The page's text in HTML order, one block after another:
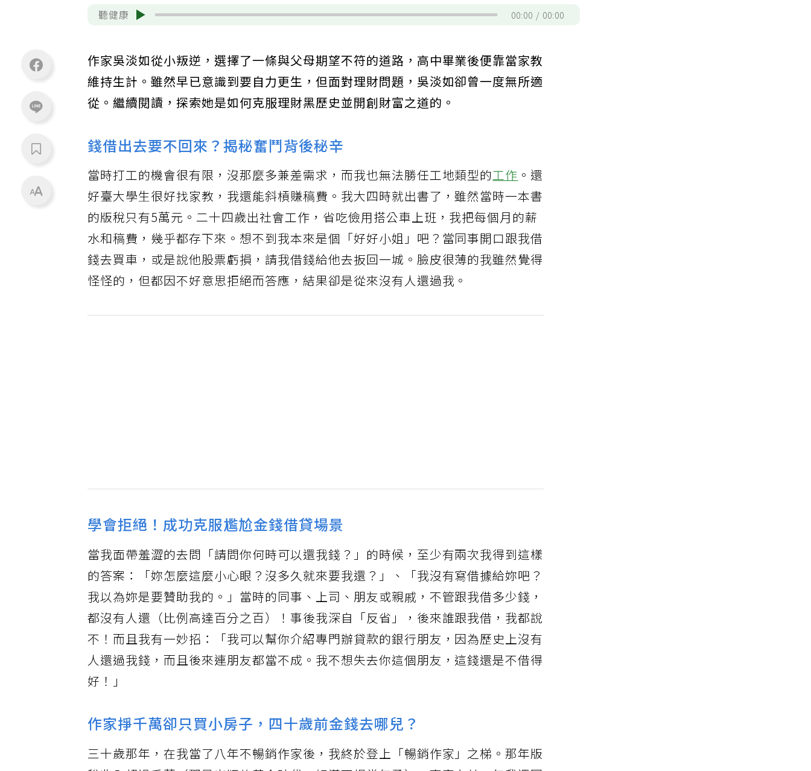
聽健康 00:00 00:00
作家吳淡如從小叛逆，選擇了一條與父母期望不符的道路，高中畢業後便靠當家教
維持生計。雖然早已意識到要自力更生，但面對理財問題，吳淡如卻曾一度無所適
從。繼續閱讀，探索她是如何克服理財黑歷史並開創財富之道的。
錢借出去要不回來？揭秘奮鬥背後秘辛
當時打工的機會很有限，沒那麼多兼差需求，而我也無法勝任工地類型的工作 。還
好臺大學生很好找家教，我還能斜槓賺稿費。我大四時就出書了，雖然當時一本書
的版稅只有5萬元。二十四歲出社會工作，省吃儉用搭公車上班，我把每個月的薪
水和稿費，幾乎都存下來。想不到我本來是個「好好小姐」吧？當同事開口跟我借
錢去買車，或是說他股票虧損，請我借錢給他去扳回一城。臉皮很薄的我雖然覺得
怪怪的，但都因不好意思拒絕而答應，結果卻是從來沒有人還過我。
學會拒絕！成功克服尷尬金錢借貸場景
當我面帶羞澀的去問「請問你何時可以還我錢？」的時候，至少有兩次我得到這樣
的答案：「妳怎麼這麼小心眼？沒多久就來要我還？」、「我沒有寫借據給妳吧？
我以為妳是要贊助我的。」當時的同事、上司、朋友或親戚，不管跟我借多少錢，
都沒有人還（比例高達百分之百）！事後我深自「反省」，後來誰跟我借，我都說
不！而且我有一妙招：「我可以幫你介紹專門辦貸款的銀行朋友，因為歷史上沒有
人還過我錢，而且後來連朋友都當不成。我不想失去你這個朋友，這錢還是不借得
好！」
作家掙千萬卻只買小房子，四十歲前金錢去哪兒？
三十歲那年，在我當了八年不暢銷作家後，我終於登上「暢銷作家」之梯。那年版